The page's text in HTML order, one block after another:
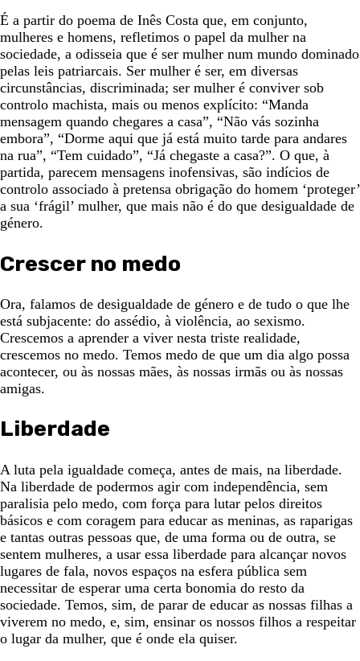
É a partir do poema de Inês Costa que, em conjunto,
mulheres e homens, refletimos o papel da mulher na
sociedade, a odisseia que é ser mulher num mundo dominado
pelas leis patriarcais. Ser mulher é ser, em diversas
circunstâncias, discriminada; ser mulher é conviver sob
controlo machista, mais ou menos explícito: “Manda
mensagem quando chegares a casa”, “Não vás sozinha
embora”, “Dorme aqui que já está muito tarde para andares
na rua”, “Tem cuidado”, “Já chegaste a casa?”. O que, à
partida, parecem mensagens inofensivas, são indícios de
controlo associado à pretensa obrigação do homem ‘proteger’
a sua ‘frágil’ mulher, que mais não é do que desigualdade de
género.
Crescer no medo
Ora, falamos de desigualdade de género e de tudo o que lhe
está subjacente: do assédio, à violência, ao sexismo.
Crescemos a aprender a viver nesta triste realidade,
crescemos no medo. Temos medo de que um dia algo possa
acontecer, ou às nossas mães, às nossas irmãs ou às nossas
amigas.
Liberdade
A luta pela igualdade começa, antes de mais, na liberdade.
Na liberdade de podermos agir com independência, sem
paralisia pelo medo, com força para lutar pelos direitos
básicos e com coragem para educar as meninas, as raparigas
e tantas outras pessoas que, de uma forma ou de outra, se
sentem mulheres, a usar essa liberdade para alcançar novos
lugares de fala, novos espaços na esfera pública sem
necessitar de esperar uma certa bonomia do resto da
sociedade. Temos, sim, de parar de educar as nossas filhas a
viverem no medo, e, sim, ensinar os nossos filhos a respeitar
o lugar da mulher, que é onde ela quiser.